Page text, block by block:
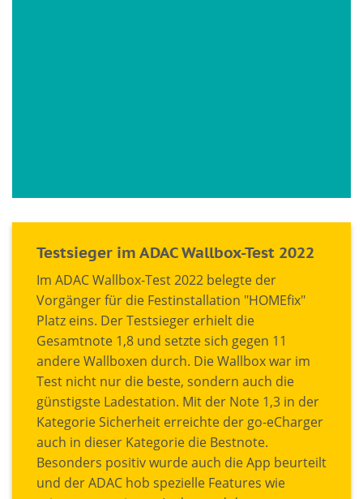
Testsieger im ADAC Wallbox-Test 2022
Im ADAC Wallbox-Test 2022 belegte der
Vorgänger für die Festinstallation "HOMEfix"
Platz eins. Der Testsieger erhielt die
Gesamtnote 1,8 und setzte sich gegen 11
andere Wallboxen durch. Die Wallbox war im
Test nicht nur die beste, sondern auch die
günstigste Ladestation. Mit der Note 1,3 in der
Kategorie Sicherheit erreichte der go-eCharger
auch in dieser Kategorie die Bestnote.
Besonders positiv wurde auch die App beurteilt
und der ADAC hob spezielle Features wie